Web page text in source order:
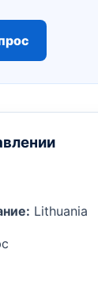
Lithuania